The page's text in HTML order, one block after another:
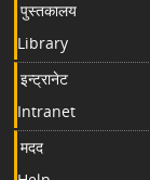
पुस्तकालय
Library
इन्ट्रानेट
Intranet
मदद